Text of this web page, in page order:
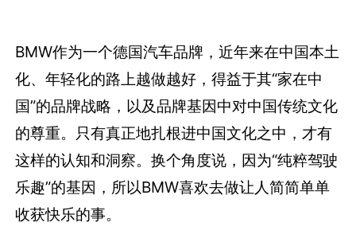
BMW作为一个德国汽车品牌，近年来在中国本土
化、年轻化的路上越做越好，得益于其“家在中
国”的品牌战略，以及品牌基因中对中国传统文化
的尊重。只有真正地扎根进中国文化之中，才有
这样的认知和洞察。换个角度说，因为“纯粹驾驶
乐趣”的基因，所以BMW喜欢去做让人简简单单
收获快乐的事。